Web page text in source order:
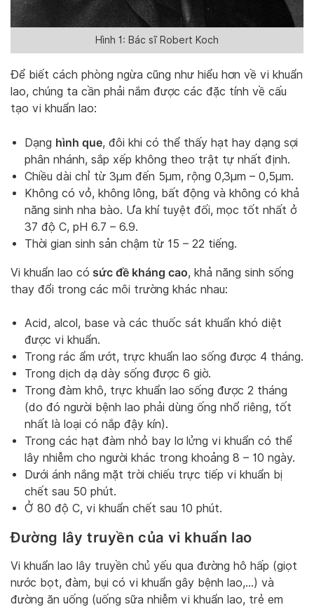
Hình 1: Bác sĩ Robert Koch
Để biết cách phòng ngừa cũng như hiểu hơn về vi khuẩn
lao, chúng ta cần phải nắm được các đặc tính về cấu
tạo vi khuẩn lao:
Dạng hình que, đôi khi có thể thấy hạt hay dạng sợi
phân nhánh, sắp xếp không theo trật tự nhất định.
Chiều dài chỉ từ 3µm đến 5µm, rộng 0,3µm – 0,5µm.
Không có vỏ, không lông, bất động và không có khả
năng sinh nha bào. Ưa khí tuyệt đối, mọc tốt nhất ở
37 độ C, pH 6.7 – 6.9.
Thời gian sinh sản chậm từ 15 – 22 tiếng.
Vi khuẩn lao có sức đề kháng cao, khả năng sinh sống
thay đổi trong các môi trường khác nhau:
Acid, alcol, base và các thuốc sát khuẩn khó diệt
được vi khuẩn.
Trong rác ẩm ướt, trực khuẩn lao sống được 4 tháng.
Trong dịch dạ dày sống được 6 giờ.
Trong đàm khô, trực khuẩn lao sống được 2 tháng
(do đó người bệnh lao phải dùng ống nhổ riêng, tốt
nhất là loại có nắp đậy kín).
Trong các hạt đàm nhỏ bay lơ lửng vi khuẩn có thể
lây nhiễm cho người khác trong khoảng 8 – 10 ngày.
Dưới ánh nắng mặt trời chiếu trực tiếp vi khuẩn bị
chết sau 50 phút.
Ở 80 độ C, vi khuẩn chết sau 10 phút.
Đường lây truyền của vi khuẩn lao
Vi khuẩn lao lây truyền chủ yếu qua đường hô hấp (giọt
nước bọt, đàm, bụi có vi khuẩn gây bệnh lao,…) và
đường ăn uống (uống sữa nhiễm vi khuẩn lao, trẻ em